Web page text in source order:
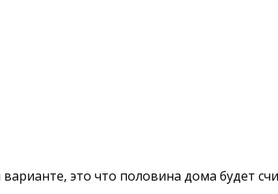
это что половина дома будет